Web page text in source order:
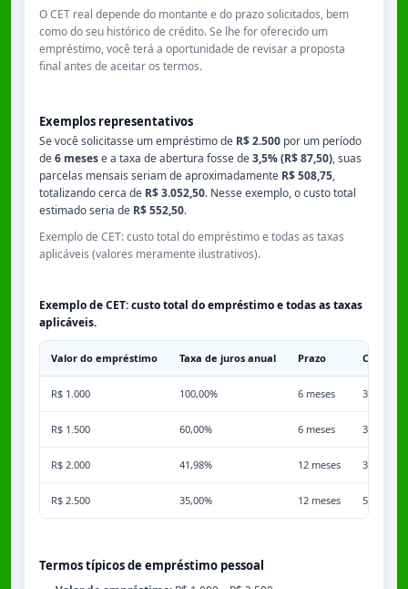
O CET real depende do montante e do prazo solicitados, bem
como do seu histórico de crédito. Se lhe for oferecido um
empréstimo, você terá a oportunidade de revisar a proposta
final antes de aceitar os termos.
Exemplos representativos
Se você solicitasse um empréstimo de R$ 2.500 por um período
de6 mesese a taxa de abertura fosse de3,5% (R$ 87,50), suas
parcelas mensais seriam de aproximadamente R$ 508,75,
totalizando cerca de R$ 3.052,50. Nesse exemplo, o custo total
estimado seria de R$ 552,50.
Exemplo de CET: custo total do empréstimo e todas as taxas
aplicáveis (valores meramente ilustrativos).
Exemplo de CET: custo total do empréstimo e todas as taxas
aplicáveis.
Valor do empréstimo Taxa de juros anual Prazo
R$ 1.000 100,00% 6 meses 3,50%
R$ 1.500 60,00% 6 meses 3,50%
R$ 2.000 41,98% 12 meses 3,50%
R$ 2.500 35,00% 12 meses 5,00%
Termos típicos de empréstimo pessoal